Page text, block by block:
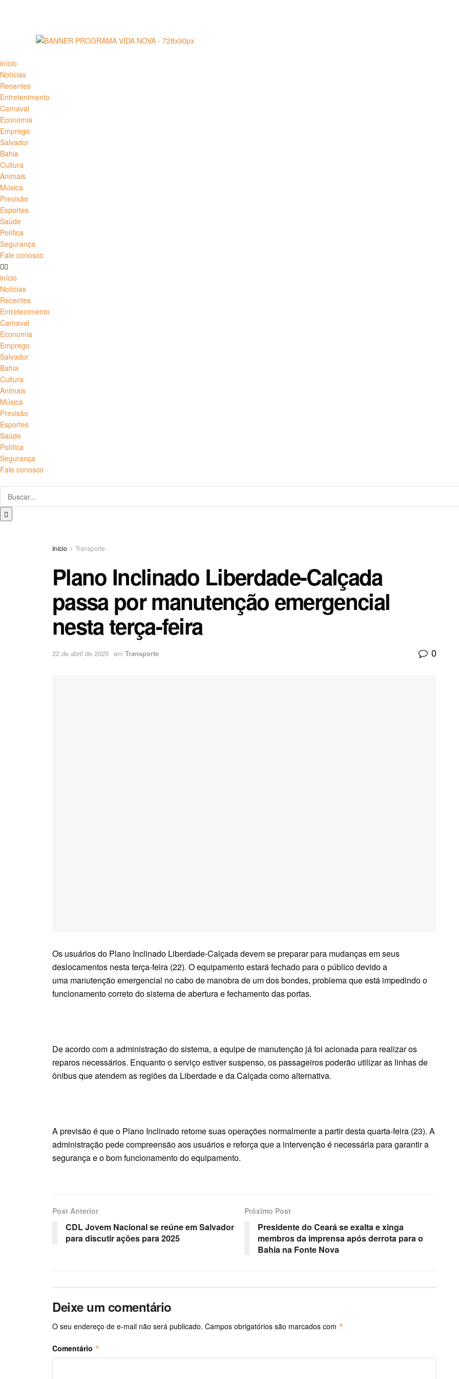
início
Notícias
Recentes
Entretenimento
Carnaval
Economia
Emprego
Salvador
Bahia
Cultura
Animais
Música
Previsão
Esportes
Saúde
Política
Segurança
Fale conosco
início
Notícias
Recentes
Entretenimento
Carnaval
Economia
Emprego
Salvador
Bahia
Cultura
Animais
Música
Previsão
Esportes
Saúde
Política
Segurança
Fale conosco
Início Transporte
Plano Inclinado Liberdade-Calçada
passa por manutenção emergencial
nesta terça-feira
22 de abril de 2025 em Transporte 0
Os usuários do Plano Inclinado Liberdade-Calçada devem se preparar para mudanças em seus
deslocamentos nesta terça-feira (22). O equipamento estará fechado para o público devido a
uma manutenção emergencial no cabo de manobra de um dos bondes, problema que está impedindo o
funcionamento correto do sistema de abertura e fechamento das portas.
De acordo com a administração do sistema, a equipe de manutenção já foi acionada para realizar os
reparos necessários. Enquanto o serviço estiver suspenso, os passageiros poderão utilizar as linhas de
ônibus que atendem as regiões da Liberdade e da Calçada como alternativa.
A previsão é que o Plano Inclinado retome suas operações normalmente a partir desta quarta-feira (23). A
administração pede compreensão aos usuários e reforça que a intervenção é necessária para garantir a
segurança e o bom funcionamento do equipamento.
Post Anterior
CDL Jovem Nacional se reúne em Salvador
para discutir ações para 2025
Próximo Post
Presidente do Ceará se exalta e xinga
membros da imprensa após derrota para o
Bahia na Fonte Nova
Deixe um comentário
O seu endereço de e-mail não será publicado. Campos obrigatórios são marcados com *
Comentário *